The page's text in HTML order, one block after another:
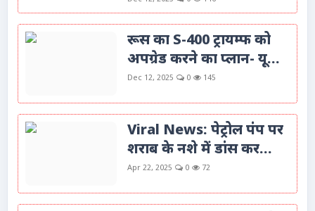
रूस का S-400 ट्रायम्फ को
अपग्रेड करने का प्लान- यू...
Dec 12, 2025 0 145
Viral News: पेट्रोल पंप पर
शराब के नशे में डांस कर...
Apr 22, 2025 0 72